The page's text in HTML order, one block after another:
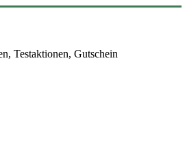
Testaktionen, Gutschein